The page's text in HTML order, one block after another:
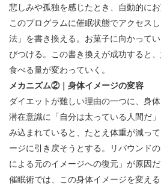
悲しみや孤独を感じたとき、自動的にお
このプログラムに催眠状態でアクセス
法」を書き換える。お菓子に向かって
びつける。この書き換えが成功すると
食べる量が変わっていく。
メカニズム②｜身体イメージの変容
ダイエットが難しい理由の一つに、身
潜在意識に「自分は太っている人間だ
み込まれていると、たとえ体重が減っ
ージに引き戻そうとする。リバウンド
による元のイメージへの復元」が原因だ
催眠術では、この身体イメージを変える